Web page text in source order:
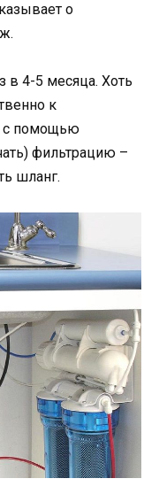
о
в 4-5 месяца. Хоть
к
с помощью
фильтрацию –
шланг.